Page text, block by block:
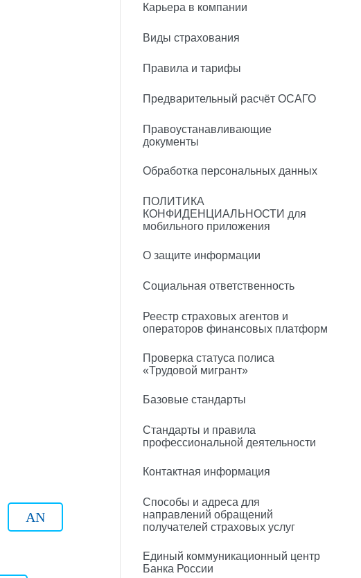
AN
Карьера в компании
Виды страхования
Правила и тарифы
Предварительный расчёт ОСАГО
Правоустанавливающие
документы
Обработка персональных данных
ПОЛИТИКА
КОНФИДЕНЦИАЛЬНОСТИ для
мобильного приложения
О защите информации
Социальная ответственность
Реестр страховых агентов и
операторов финансовых платформ
Проверка статуса полиса
«Трудовой мигрант»
Базовые стандарты
Стандарты и правила
профессиональной деятельности
Контактная информация
Способы и адреса для
направлений обращений
получателей страховых услуг
Единый коммуникационный центр
Банка России